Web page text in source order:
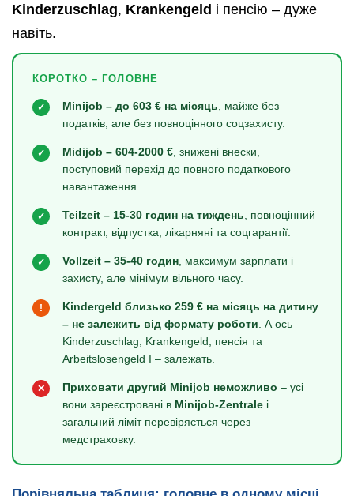
Kinderzuschlag, Krankengeld і пенсію – дуже
навіть.
КОРОТКО – ГОЛОВНЕ
✓ Minijob – до 603 € на місяць , майже без
податків, але без повноцінного соцзахисту.
✓ Midijob – 604-2000 € , знижені внески,
поступовий перехід до повного податкового
навантаження.
✓ Teilzeit – 15-30 годин на тиждень , повноцінний
контракт, відпустка, лікарняні та соцгарантії.
✓ Vollzeit – 35-40 годин , максимум зарплати і
захисту, але мінімум вільного часу.
!
Kindergeld близько 259 € на місяць на дитину
– не залежить від формату роботи . А ось
Kinderzuschlag, Krankengeld, пенсія та
Arbeitslosengeld I – залежать.
✕ Приховати другий Minijob неможливо – усі
вони зареєстровані в Minijob-Zentrale і
загальний ліміт перевіряється через
медстраховку.